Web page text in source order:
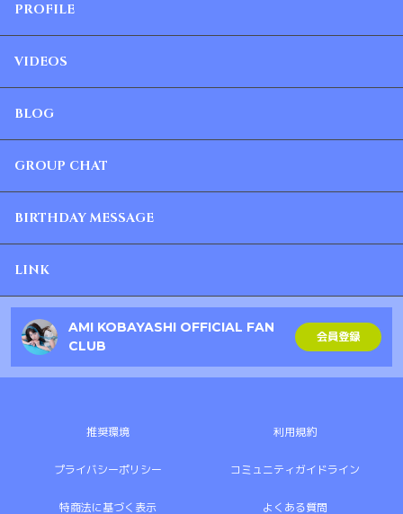
PROFILE
VIDEOS
BLOG
GROUP CHAT
BIRTHDAY MESSAGE
LINK
AMI KOBAYASHI OFFICIAL FAN
CLUB
会員登録
推奨環境 利用規約
プライバシーポリシー コミュニティガイドライン
特商法に基づく表示 よくある質問